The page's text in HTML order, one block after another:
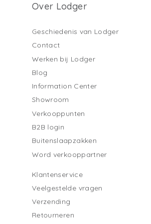
Over Lodger
Geschiedenis van Lodger
Contact
Werken bij Lodger
Blog
Information Center
Showroom
Verkooppunten
B2B login
Buitenslaapzakken
Word verkooppartner
Klantenservice
Veelgestelde vragen
Verzending
Retourneren